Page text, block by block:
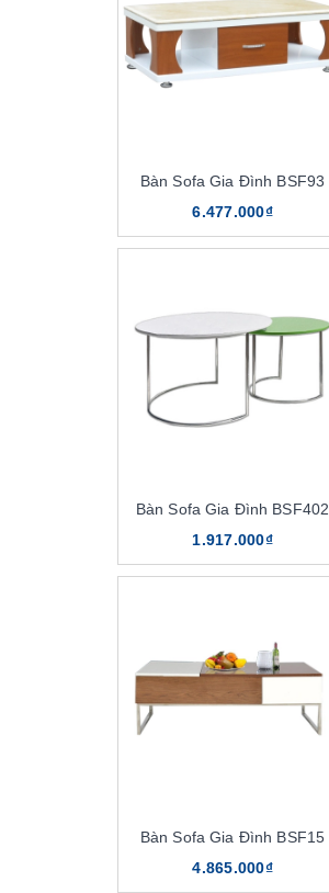
Bàn Sofa Gia Đình BSF93
6.477.000₫
Bàn Sofa Gia Đình BSF402
1.917.000₫
Bàn Sofa Gia Đình BSF15
4.865.000₫